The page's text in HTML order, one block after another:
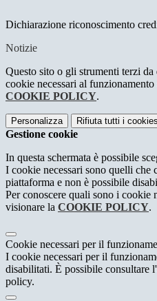
Dichiarazione riconoscimento
Notizie
Questo sito o gli strumenti terzi
cookie necessari al
COOKIE POLICY.
Personalizza Rifiuta tutti i cookies
Gestione cookie
In questa schermata è possibile
I cookie necessari sono quelli che
piattaforma e non è possibile
Per conoscere quali sono i cookie
visionare la COOKIE POLICY.
Cookie necessari per il
I cookie necessari per il
disabilitati. È possibile consultare
policy.